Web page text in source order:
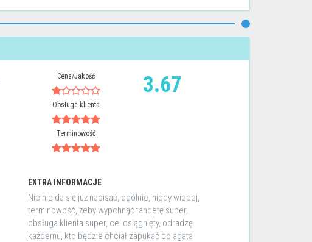
Cena/Jakość
Obsługa klienta
Terminowość
3.67
EXTRA INFORMACJE
Nic nie da się już napisać, ogólnie, nigdy wiecej,
terminowość, żeby wypchnąć tandetę super,
obsługa klienta super, cel osiągnięty, odradzę
każdemu, kto będzie chciał zapukać do agata